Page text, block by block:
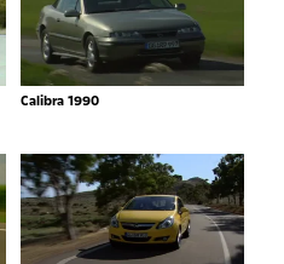
Calibra 1990